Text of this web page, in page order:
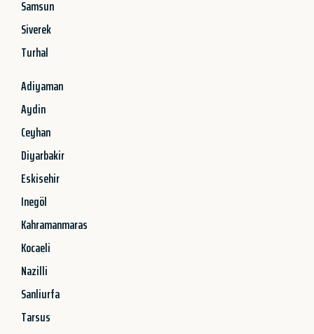
Samsun
Siverek
Turhal
Adiyaman
Aydin
Ceyhan
Diyarbakir
Eskisehir
Inegöl
Kahramanmaras
Kocaeli
Nazilli
Sanliurfa
Tarsus